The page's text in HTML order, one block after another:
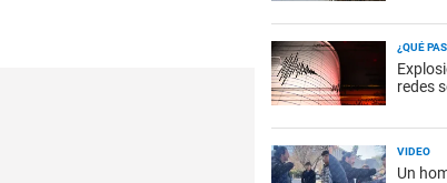
¿QUÉ
redes
VIDEO
Un